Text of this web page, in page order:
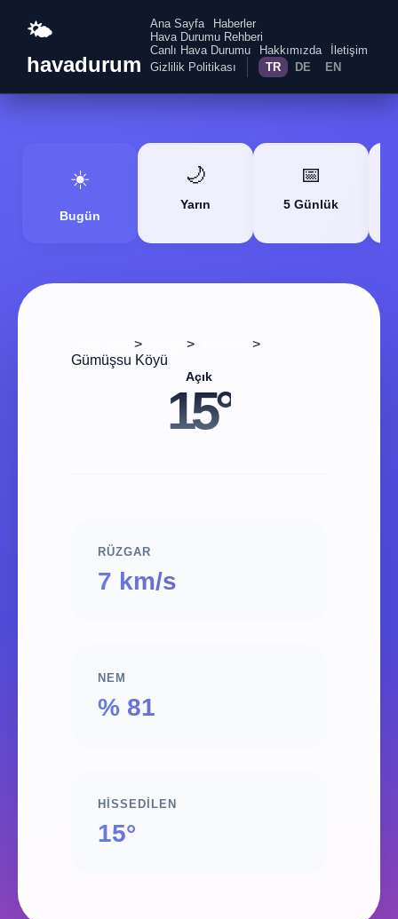
🌤️
havadurum
Ana Sayfa
Haberler
Hava Durumu Rehberi
Canlı Hava Durumu
Hakkımızda
İletişim
Gizlilik Politikası
TR DE EN
☀️
Bugün
🌙
Yarın
📅
5 Günlük
> >
>
Gümüşsu Köyü
Açık
15°
RÜZGAR
7 km/s
NEM
% 81
HISSEDILEN
15°